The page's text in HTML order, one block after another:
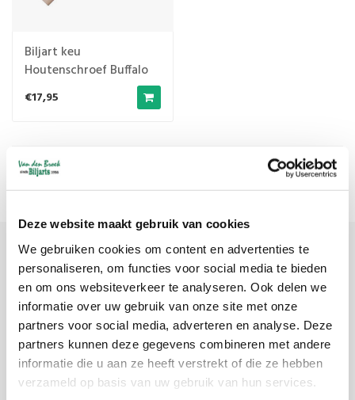
Deze website maakt gebruik van cookies
We gebruiken cookies om content en advertenties te
personaliseren, om functies voor social media te bieden
en om ons websiteverkeer te analyseren. Ook delen we
informatie over uw gebruik van onze site met onze
partners voor social media, adverteren en analyse. Deze
partners kunnen deze gegevens combineren met andere
informatie die u aan ze heeft verstrekt of die ze hebben
verzameld op basis van uw gebruik van hun services.
Biljart keu
Houtenschroef Buffalo
€17,95
Meest bekeken 1
Meld je aan voor onze nieuwsbrief
Ontvang de laatste updates, nieuws en aanbiedingen via email
Abonneer